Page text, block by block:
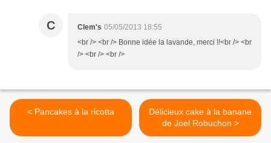
C Clem's 05/05/2013 18:55
<br /> <br /> Bonne idée la lavande, merci !!<br /> <br
/> <br /> <br />
< Pancakes à la ricotta
Délicieux cake à la banane
de Joel Robuchon >